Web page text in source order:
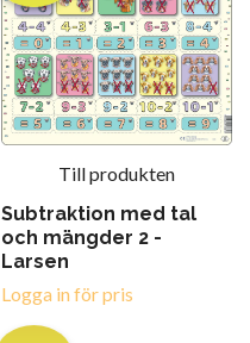
Till produkten
Subtraktion med tal
och mängder 2 -
Larsen
Logga in för pris